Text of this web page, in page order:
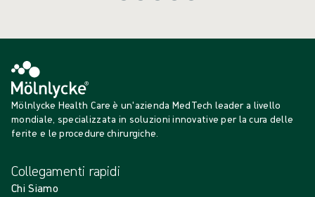
Mölnlycke Health Care è un'azienda MedTech leader a livello
mondiale, specializzata in soluzioni innovative per la cura delle
ferite e le procedure chirurgiche.
Collegamenti rapidi
Chi Siamo